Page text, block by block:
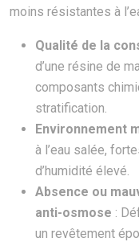
moins résistantes à
Qualité de la
d’une résine de
composants
stratification.
Environnement
à l’eau salée,
d’humidité élevé.
Absence ou
anti-osmose :
un revêtement